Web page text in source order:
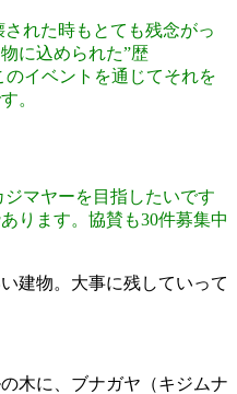
れた時もとても残念がっ
に込められた”歴
のイベントを通じてそれを
。
マヤーを目指したいです
ります。協賛も30件募集中
建物。大事に残していって
木に、ブナガヤ（キジムナ